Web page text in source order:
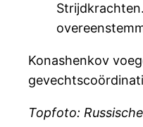
Konashenkov
Topfoto: